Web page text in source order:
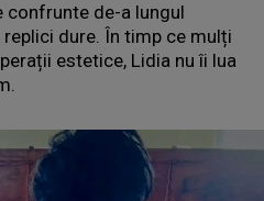
confrunte de-a lungul
dure. În timp ce mulți
estetice, Lidia nu îi lua